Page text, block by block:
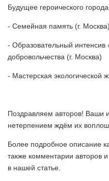
Будущее героического
- Семейная память (г. Москва)
- Образовательный
добровольчества (г. Москва)
- Мастерская экологической
Поздравляем авторов! Ваши
нетерпением ждём их
Более подробное описание
также комментарии авторов
в нашей статье.